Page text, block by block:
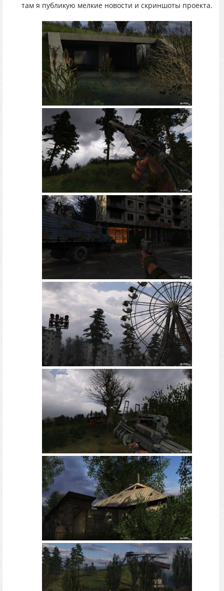
там я публикую мелкие новости и скриншоты проекта.